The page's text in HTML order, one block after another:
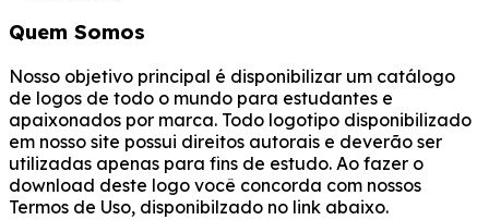
Quem Somos
Nosso objetivo principal é disponibilizar um catálogo
de logos de todo o mundo para estudantes e
apaixonados por marca. Todo logotipo disponibilizado
em nosso site possui direitos autorais e deverão ser
utilizadas apenas para fins de estudo. Ao fazer o
download deste logo você concorda com nossos
Termos de Uso, disponibilzado no link abaixo.